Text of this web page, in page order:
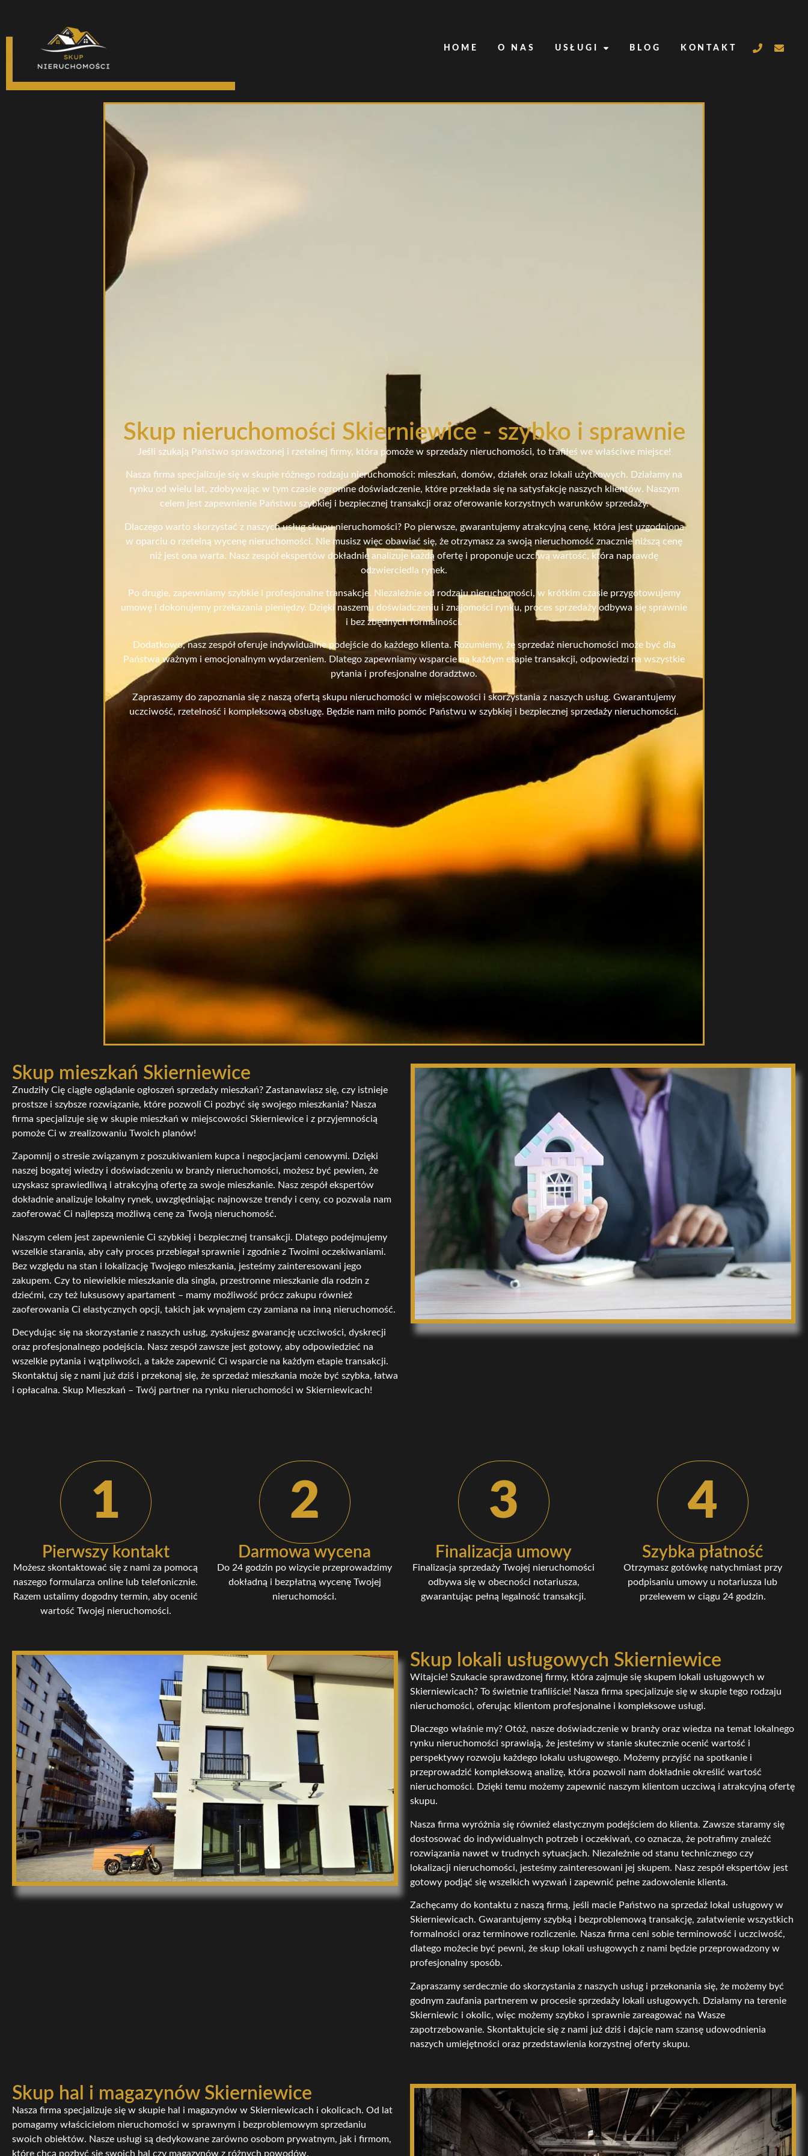
HOME O NAS USŁUGI BLOG KONTAKT
Skup nieruchomości Skierniewice - szybko i sprawnie
Jeśli szukają Państwo sprawdzonej i rzetelnej firmy, która pomoże w sprzedaży nieruchomości, to trafiłeś we właściwe miejsce!
Nasza firma specjalizuje się w skupie różnego rodzaju nieruchomości: mieszkań, domów, działek oraz lokali użytkowych. Działamy na
rynku od wielu lat, zdobywając w tym czasie ogromne doświadczenie, które przekłada się na satysfakcję naszych klientów. Naszym
celem jest zapewnienie Państwu szybkiej i bezpiecznej transakcji oraz oferowanie korzystnych warunków sprzedaży.
Dlaczego warto skorzystać z naszych usług skupu nieruchomości? Po pierwsze, gwarantujemy atrakcyjną cenę, która jest uzgodniona
w oparciu o rzetelną wycenę nieruchomości. Nie musisz więc obawiać się, że otrzymasz za swoją nieruchomość znacznie niższą cenę
niż jest ona warta. Nasz zespół ekspertów dokładnie analizuje każdą ofertę i proponuje uczciwą wartość, która naprawdę
odzwierciedla rynek.
Po drugie, zapewniamy szybkie i profesjonalne transakcje. Niezależnie od rodzaju nieruchomości, w krótkim czasie przygotowujemy
umowę i dokonujemy przekazania pieniędzy. Dzięki naszemu doświadczeniu i znajomości rynku, proces sprzedaży odbywa się sprawnie
i bez zbędnych formalności.
Dodatkowo, nasz zespół oferuje indywidualne podejście do każdego klienta. Rozumiemy, że sprzedaż nieruchomości może być dla
Państwa ważnym i emocjonalnym wydarzeniem. Dlatego zapewniamy wsparcie na każdym etapie transakcji, odpowiedzi na wszystkie
pytania i profesjonalne doradztwo.
Zapraszamy do zapoznania się z naszą ofertą skupu nieruchomości w miejscowości i skorzystania z naszych usług. Gwarantujemy
uczciwość, rzetelność i kompleksową obsługę. Będzie nam miło pomóc Państwu w szybkiej i bezpiecznej sprzedaży nieruchomości.
Skup mieszkań Skierniewice
Znudziły Cię ciągłe oglądanie ogłoszeń sprzedaży mieszkań? Zastanawiasz się, czy istnieje
prostsze i szybsze rozwiązanie, które pozwoli Ci pozbyć się swojego mieszkania? Nasza
firma specjalizuje się w skupie mieszkań w miejscowości Skierniewice i z przyjemnością
pomoże Ci w zrealizowaniu Twoich planów!
Zapomnij o stresie związanym z poszukiwaniem kupca i negocjacjami cenowymi. Dzięki
naszej bogatej wiedzy i doświadczeniu w branży nieruchomości, możesz być pewien, że
uzyskasz sprawiedliwą i atrakcyjną ofertę za swoje mieszkanie. Nasz zespół ekspertów
dokładnie analizuje lokalny rynek, uwzględniając najnowsze trendy i ceny, co pozwala nam
zaoferować Ci najlepszą możliwą cenę za Twoją nieruchomość.
Naszym celem jest zapewnienie Ci szybkiej i bezpiecznej transakcji. Dlatego podejmujemy
wszelkie starania, aby cały proces przebiegał sprawnie i zgodnie z Twoimi oczekiwaniami.
Bez względu na stan i lokalizację Twojego mieszkania, jesteśmy zainteresowani jego
zakupem. Czy to niewielkie mieszkanie dla singla, przestronne mieszkanie dla rodzin z
dziećmi, czy też luksusowy apartament – mamy możliwość prócz zakupu również
zaoferowania Ci elastycznych opcji, takich jak wynajem czy zamiana na inną nieruchomość.
Decydując się na skorzystanie z naszych usług, zyskujesz gwarancję uczciwości, dyskrecji
oraz profesjonalnego podejścia. Nasz zespół zawsze jest gotowy, aby odpowiedzieć na
wszelkie pytania i wątpliwości, a także zapewnić Ci wsparcie na każdym etapie transakcji.
Skontaktuj się z nami już dziś i przekonaj się, że sprzedaż mieszkania może być szybka, łatwa
i opłacalna. Skup Mieszkań – Twój partner na rynku nieruchomości w Skierniewicach!
1
Pierwszy kontakt
Możesz skontaktować się z nami za pomocą
naszego formularza online lub telefonicznie.
Razem ustalimy dogodny termin, aby ocenić
wartość Twojej nieruchomości.
2
Darmowa wycena
Do 24 godzin po wizycie przeprowadzimy
dokładną i bezpłatną wycenę Twojej
nieruchomości.
3
Finalizacja umowy
Finalizacja sprzedaży Twojej nieruchomości
odbywa się w obecności notariusza,
gwarantując pełną legalność transakcji.
4
Szybka płatność
Otrzymasz gotówkę natychmiast przy
podpisaniu umowy u notariusza lub
przelewem w ciągu 24 godzin.
Skup lokali usługowych Skierniewice
Witajcie! Szukacie sprawdzonej firmy, która zajmuje się skupem lokali usługowych w
Skierniewicach? To świetnie trafiliście! Nasza firma specjalizuje się w skupie tego rodzaju
nieruchomości, oferując klientom profesjonalne i kompleksowe usługi.
Dlaczego właśnie my? Otóż, nasze doświadczenie w branży oraz wiedza na temat lokalnego
rynku nieruchomości sprawiają, że jesteśmy w stanie skutecznie ocenić wartość i
perspektywy rozwoju każdego lokalu usługowego. Możemy przyjść na spotkanie i
przeprowadzić kompleksową analizę, która pozwoli nam dokładnie określić wartość
nieruchomości. Dzięki temu możemy zapewnić naszym klientom uczciwą i atrakcyjną ofertę
skupu.
Nasza firma wyróżnia się również elastycznym podejściem do klienta. Zawsze staramy się
dostosować do indywidualnych potrzeb i oczekiwań, co oznacza, że potrafimy znaleźć
rozwiązania nawet w trudnych sytuacjach. Niezależnie od stanu technicznego czy
lokalizacji nieruchomości, jesteśmy zainteresowani jej skupem. Nasz zespół ekspertów jest
gotowy podjąć się wszelkich wyzwań i zapewnić pełne zadowolenie klienta.
Zachęcamy do kontaktu z naszą firmą, jeśli macie Państwo na sprzedaż lokal usługowy w
Skierniewicach. Gwarantujemy szybką i bezproblemową transakcję, załatwienie wszystkich
formalności oraz terminowe rozliczenie. Nasza firma ceni sobie terminowość i uczciwość,
dlatego możecie być pewni, że skup lokali usługowych z nami będzie przeprowadzony w
profesjonalny sposób.
Zapraszamy serdecznie do skorzystania z naszych usług i przekonania się, że możemy być
godnym zaufania partnerem w procesie sprzedaży lokali usługowych. Działamy na terenie
Skierniewic i okolic, więc możemy szybko i sprawnie zareagować na Wasze
zapotrzebowanie. Skontaktujcie się z nami już dziś i dajcie nam szansę udowodnienia
naszych umiejętności oraz przedstawienia korzystnej oferty skupu.
Skup hal i magazynów Skierniewice
Nasza firma specjalizuje się w skupie hal i magazynów w Skierniewicach i okolicach. Od lat
pomagamy właścicielom nieruchomości w sprawnym i bezproblemowym sprzedaniu
swoich obiektów. Nasze usługi są dedykowane zarówno osobom prywatnym, jak i firmom,
które chcą pozbyć się swoich hal czy magazynów z różnych powodów.